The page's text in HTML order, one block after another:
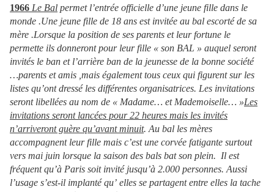
1966 Le Bal permet l’entrée officielle d’une jeune fille dans le
monde .Une jeune fille de 18 ans est invitée au bal escorté de sa
mère .Lorsque la position de ses parents et leur fortune le
permette ils donneront pour leur fille « son BAL » auquel seront
invités le ban et l’arrière ban de la jeunesse de la bonne société
…parents et amis ,mais également tous ceux qui figurent sur les
listes qu’ont dressé les différentes organisatrices. Les invitations
seront libellées au nom de « Madame… et Mademoiselle… »Les
invitations seront lancées pour 22 heures mais les invités
n’arriveront guère qu’avant minuit. Au bal les mères
accompagnent leur fille mais c’est une corvée fatigante surtout
vers mai juin lorsque la saison des bals bat son plein. Il est
fréquent qu’à Paris soit invité jusqu’à 2.000 personnes. Aussi
l’usage s’est-il implanté qu’ elles se partagent entre elles la tache